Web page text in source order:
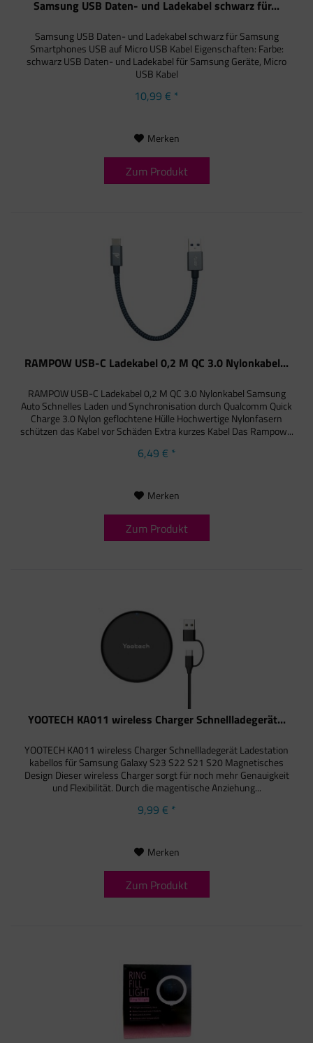
Samsung USB Daten- und Ladekabel schwarz für...
Samsung USB Daten- und Ladekabel schwarz für Samsung
Smartphones USB auf Micro USB Kabel Eigenschaften: Farbe:
schwarz USB Daten- und Ladekabel für Samsung Geräte, Micro
USB Kabel
10,99 € *
Merken
Zum Produkt
RAMPOW USB-C Ladekabel 0,2 M QC 3.0 Nylonkabel...
RAMPOW USB-C Ladekabel 0,2 M QC 3.0 Nylonkabel Samsung
Auto Schnelles Laden und Synchronisation durch Qualcomm Quick
Charge 3.0 Nylon geflochtene Hülle Hochwertige Nylonfasern
schützen das Kabel vor Schäden Extra kurzes Kabel Das Rampow...
6,49 € *
Merken
Zum Produkt
YOOTECH KA011 wireless Charger Schnellladegerät...
YOOTECH KA011 wireless Charger Schnellladegerät Ladestation
kabellos für Samsung Galaxy S23 S22 S21 S20 Magnetisches
Design Dieser wireless Charger sorgt für noch mehr Genauigkeit
und Flexibilität. Durch die magentische Anziehung...
9,99 € *
Merken
Zum Produkt